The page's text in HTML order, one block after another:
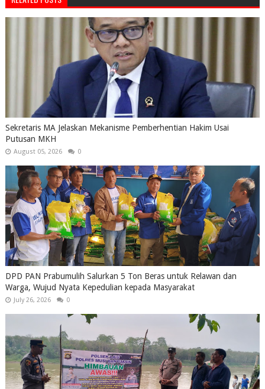
Sekretaris MA Jelaskan Mekanisme Pemberhentian Hakim Usai
Putusan MKH
August 05, 2026 0
DPD PAN Prabumulih Salurkan 5 Ton Beras untuk Relawan dan
Warga, Wujud Nyata Kepedulian kepada Masyarakat
July 26, 2026 0